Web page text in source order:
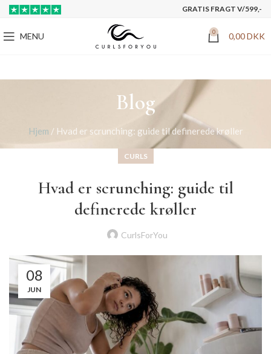
GRATIS FRAGT V/599,-
MENU 0 0,00DKK
Blog
Hjem / Hvad er scrunching: guide til definerede krøller
CURLS
Hvad er scrunching: guide til
definerede krøller
CurlsForYou
08
JUN